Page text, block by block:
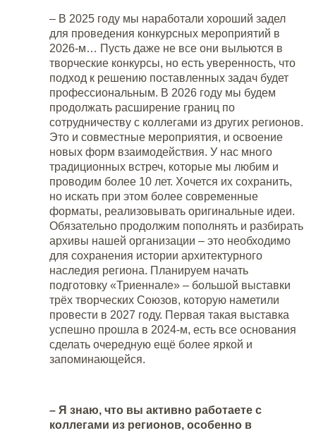
– В 2025 году мы наработали хороший задел
для проведения конкурсных мероприятий в
2026-м… Пусть даже не все они выльются в
творческие конкурсы, но есть уверенность, что
подход к решению поставленных задач будет
профессиональным. В 2026 году мы будем
продолжать расширение границ по
сотрудничеству с коллегами из других регионов.
Это и совместные мероприятия, и освоение
новых форм взаимодействия. У нас много
традиционных встреч, которые мы любим и
проводим более 10 лет. Хочется их сохранить,
но искать при этом более современные
форматы, реализовывать оригинальные идеи.
Обязательно продолжим пополнять и разбирать
архивы нашей организации – это необходимо
для сохранения истории архитектурного
наследия региона. Планируем начать
подготовку «Триеннале» – большой выставки
трёх творческих Союзов, которую наметили
провести в 2027 году. Первая такая выставка
успешно прошла в 2024-м, есть все основания
сделать очередную ещё более яркой и
запоминающейся.
– Я знаю, что вы активно работаете с
коллегами из регионов, особенно в